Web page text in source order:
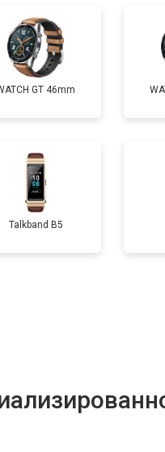
GT 46mm
Talkband B5